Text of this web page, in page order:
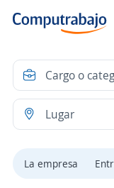
La empresa